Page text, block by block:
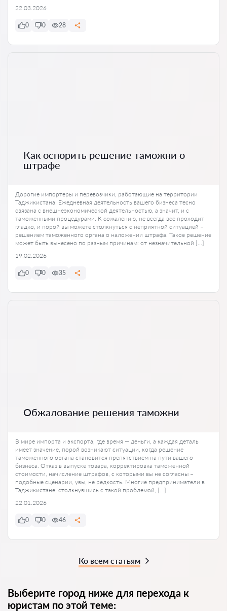
22.03.2026
0 0 28
Как оспорить решение таможни о
штрафе
Дорогие импортеры и перевозчики, работающие на территории
Таджикистана! Ежедневная деятельность вашего бизнеса тесно
связана с внешнеэкономической деятельностью, а значит, и с
таможенными процедурами. К сожалению, не всегда все проходит
гладко, и порой вы можете столкнуться с неприятной ситуацией –
решением таможенного органа о наложении штрафа. Такое решение
может быть вынесено по разным причинам: от незначительной […]
19.02.2026
0 0 35
Обжалование решения таможни
В мире импорта и экспорта, где время — деньги, а каждая деталь
имеет значение, порой возникают ситуации, когда решение
таможенного органа становится препятствием на пути вашего
бизнеса. Отказ в выпуске товара, корректировка таможенной
стоимости, начисление штрафов, с которыми вы не согласны –
подобные сценарии, увы, не редкость. Многие предприниматели в
Таджикистане, столкнувшись с такой проблемой, […]
22.01.2026
0 0 46
Ко всем статьям
Выберите город ниже для перехода к
юристам по этой теме: